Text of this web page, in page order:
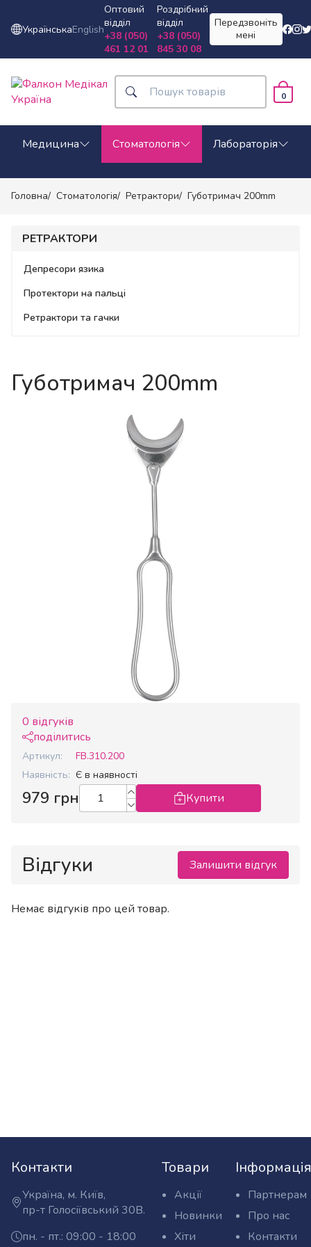
УкраїнськаEnglish
Оптовий
відділ
+38 (050)
461 12 01
Роздрібний
відділ
+38 (050)
845 30 08
Передзвоніть
мені
0
Медицина Стоматологія Лабораторія
Головна Стоматологія Ретрактори Губотримач 200mm
РЕТРАКТОРИ
Депресори язика
Протектори на пальці
Ретрактори та гачки
Губотримач 200mm
0 відгуків
поділитись
Артикул:
FB.310.200
Наявність: Є в наявності
979 грн Купити
Відгуки Залишити відгук
Немає відгуків про цей товар.
Контакти
Адреса:
Україна, м. Київ,
пр-т Голосіївський 30В.
Графік
пн. - пт.: 09:00 - 18:00
Товари
Акції
Новинки
Хіти
Інформація
Партнерам
Про нас
Контакти